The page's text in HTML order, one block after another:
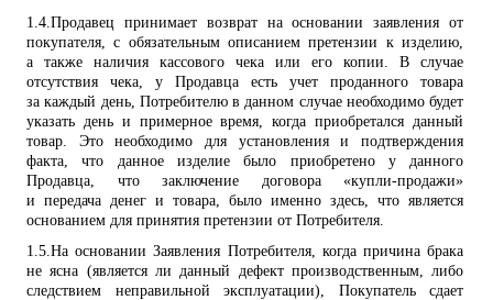
1.4. Продавец принимает возврат на основании заявления от
покупателя, с обязательным описанием претензии к изделию,
а также наличия кассового чека или его копии. В случае
отсутствия чека, у Продавца есть учет проданного товара
за каждый день, Потребителю в данном случае необходимо будет
указать день и примерное время, когда приобретался данный
товар. Это необходимо для установления и подтверждения
факта, что данное изделие было приобретено у данного
Продавца, что заключение договора «купли-продажи»
и передача денег и товара, было именно здесь, что является
основанием для принятия претензии от Потребителя.
1.5. На основании Заявления Потребителя, когда причина брака
не ясна (является ли данный дефект производственным, либо
следствием неправильной эксплуатации), Покупатель сдает